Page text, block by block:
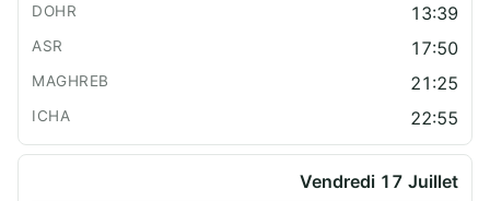
13:39
17:50
21:25
22:55
Vendredi 17 Juillet